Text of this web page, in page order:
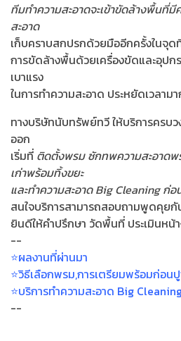
ทีมทำความสะอาดจะเข้าขัดล้างพื้นที่
สะอาด
เก็บคราบสกปรกด้วยมืออีกครั้งในจุด
การขัดล้างพื้นด้วยเครื่องขัดและอุปก
เบาแรง
ในการทำความสะอาด ประหยัดเวลาม
ทางบริษัทนับทรัพย์ทวี ให้บริการครบ
ออก
เริ่มที่ ติดตั้งพรม ซักทพความสะอาด
เก่าพร้อมทิ้งขยะ
และทำความสะอาด Big Cleaning
สนใจบริการสามารถสอบถามพูดคุย
ยินดีให้คำปรึกษา วัดพื้นที่ ประเมินหน้
--
⭐️ผลงานที่ผ่านมา
⭐️วิธีเลือกพรม,การเตรียมพร้อมก่อน
⭐️บริการทำความสะอาด Big
--